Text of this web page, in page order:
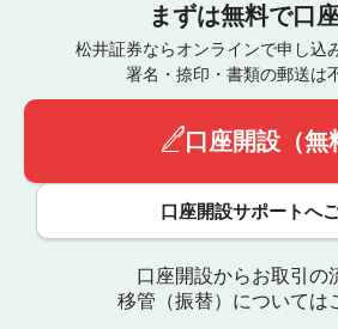
まずは無料で口
松井証券ならオンラインで申し込
署名・捺印・書類の郵送は
口座開設（無
口座開設サポートへ
口座開設からお取引の
移管（振替）については